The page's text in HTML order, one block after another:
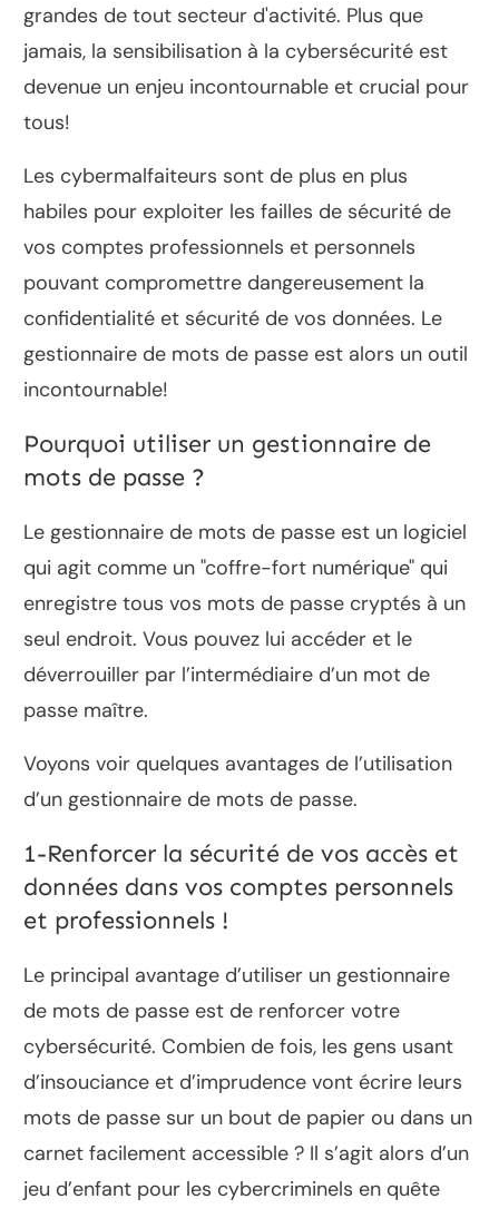
grandes de tout secteur d'activité. Plus que
jamais, la sensibilisation à la cybersécurité est
devenue un enjeu incontournable et crucial pour
tous!
Les cybermalfaiteurs sont de plus en plus
habiles pour exploiter les failles de sécurité de
vos comptes professionnels et personnels
pouvant compromettre dangereusement la
confidentialité et sécurité de vos données. Le
gestionnaire de mots de passe est alors un outil
incontournable!
Pourquoi utiliser un gestionnaire de
mots de passe ?
Le gestionnaire de mots de passe est un logiciel
qui agit comme un "coffre-fort numérique" qui
enregistre tous vos mots de passe cryptés à un
seul endroit. Vous pouvez lui accéder et le
déverrouiller par l’intermédiaire d’un mot de
passe maître.
Voyons voir quelques avantages de l’utilisation
d’un gestionnaire de mots de passe.
1-Renforcer la sécurité de vos accès et
données dans vos comptes personnels
et professionnels !
Le principal avantage d’utiliser un gestionnaire
de mots de passe est de renforcer votre
cybersécurité. Combien de fois, les gens usant
d’insouciance et d’imprudence vont écrire leurs
mots de passe sur un bout de papier ou dans un
carnet facilement accessible ? Il s’agit alors d’un
jeu d’enfant pour les cybercriminels en quête